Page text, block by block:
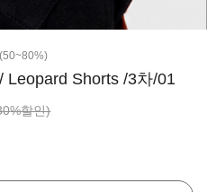
Leopard Shorts /3차/01
%할인)